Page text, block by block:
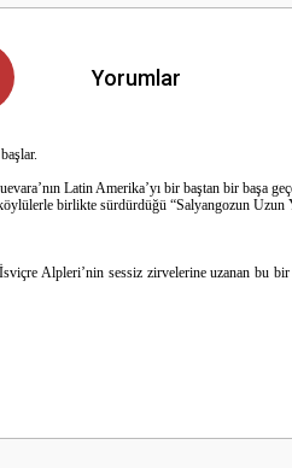
Yorumlar
Latin Amerika’yı bir baştan bir başa
birlikte sürdürdüğü “Salyangozun
Alpleri’nin sessiz zirvelerine uzanan bu